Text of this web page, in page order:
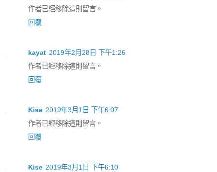
作者已經移除這則留言。
回覆
kayat 2019年2月28日 下午1:26
作者已經移除這則留言。
回覆
Kise 2019年3月1日 下午6:07
作者已經移除這則留言。
回覆
Kise 2019年3月1日 下午6:10